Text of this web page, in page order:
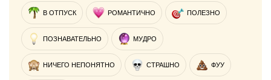
В ОТПУСК РОМАНТИЧНО ПОЛЕЗНО
ПОЗНАВАТЕЛЬНО МУДРО
НИЧЕГО НЕПОНЯТНО СТРАШНО ФУУ